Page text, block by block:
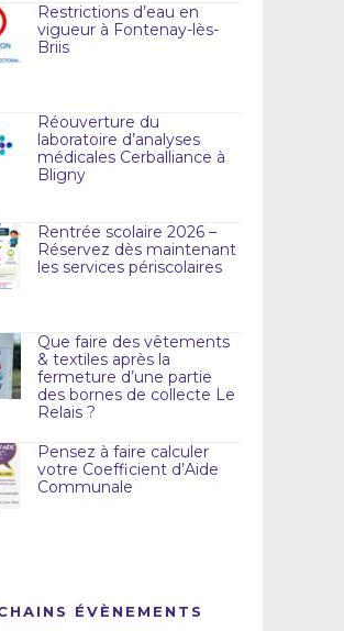
Restrictions d’eau en
vigueur à Fontenay-lès-
Briis
Réouverture du
laboratoire d’analyses
médicales Cerballiance à
Bligny
Rentrée scolaire 2026 –
Réservez dès maintenant
les services périscolaires
Que faire des vêtements
& textiles après la
fermeture d’une partie
des bornes de collecte Le
Relais ?
Pensez à faire calculer
votre Coefficient d’Aide
Communale
ÉVÈNEMENTS